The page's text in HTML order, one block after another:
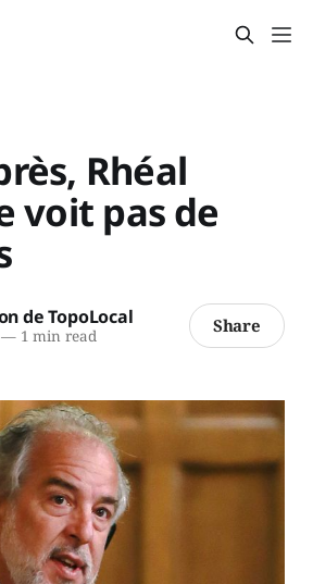
Rhéal
voit pas de
de TopoLocal
—1 min read Share